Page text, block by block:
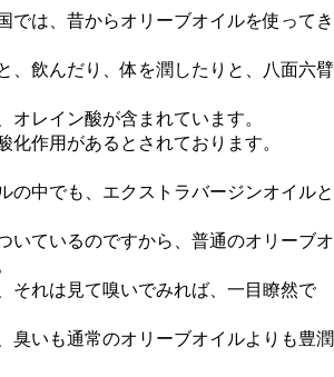
では、昔からオリーブオイルを使ってき
、飲んだり、体を潤したりと、八面六臂
オレイン酸が含まれています。
化作用があるとされております。
の中でも、エクストラバージンオイルと
いているのですから、普通のオリーブオ
それは見て嗅いでみれば、一目瞭然で
臭いも通常のオリーブオイルよりも豊潤